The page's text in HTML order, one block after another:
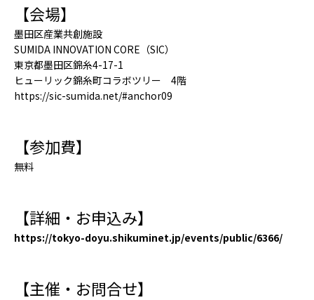
【会場】
墨田区産業共創施設
SUMIDA INNOVATION CORE（SIC）
東京都墨田区錦糸4-17-1
ヒューリック錦糸町コラボツリー 4階
https://sic-sumida.net/#anchor09
【参加費】
無料
【詳細・お申込み】
https://tokyo-doyu.shikuminet.jp/events/public/6366/
【主催・お問合せ】